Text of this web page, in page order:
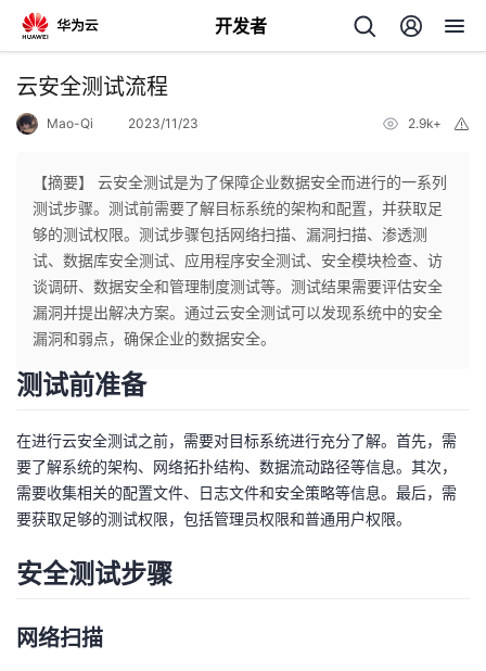
开发者
返
个
人
主
我
的
发
者
我
的
我
云安全测试流程
Mao-Qi 2023/11/23 2.9k+
【摘要】 云安全测试是为了保障企业数据安全而进行的一系列
测试步骤。测试前需要了解目标系统的架构和配置，并获取足
够的测试权限。测试步骤包括网络扫描、漏洞扫描、渗透测
试、数据库安全测试、应用程序安全测试、安全模块检查、访
谈调研、数据安全和管理制度测试等。测试结果需要评估安全
漏洞并提出解决方案。通过云安全测试可以发现系统中的安全
漏洞和弱点，确保企业的数据安全。
测试前准备
在进行云安全测试之前，需要对目标系统进行充分了解。首先，需
要了解系统的架构、网络拓扑结构、数据流动路径等信息。其次，
需要收集相关的配置文件、日志文件和安全策略等信息。最后，需
要获取足够的测试权限，包括管理员权限和普通用户权限。
安全测试步骤
网络扫描